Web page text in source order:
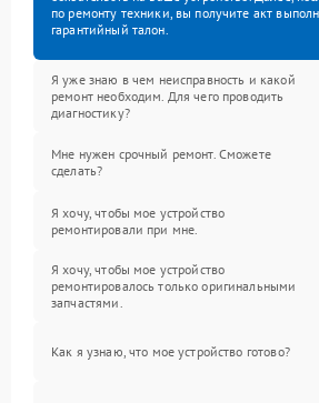
по ремонту техники, вы получите акт
гарантийный талон.
Я уже знаю в чем неисправность и какой
ремонт необходим. Для чего проводить
диагностику?
Мне нужен срочный ремонт. Сможете
сделать?
Я хочу, чтобы мое устройство
ремонтировали при мне.
Я хочу, чтобы мое устройство
ремонтировалось только оригинальными
запчастями.
Как я узнаю, что мое устройство готово?